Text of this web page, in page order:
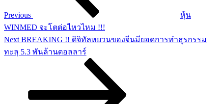
Previous
หุ้น
WINMED จะโตต่อไหวไหม !!!
Next
Post
Next BREAKING !! ดิจิทัลหยวนของจีนมียอดการทำธุรกรรม
ทะลุ 5.3 พันล้านดอลลาร์